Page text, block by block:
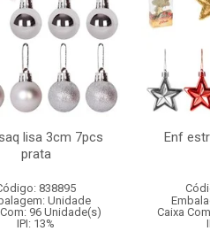
lisa 3cm 7pcs
prata
838895
Unidade
96 Unidade(s)
IPI: 13%
Enf
Caixa